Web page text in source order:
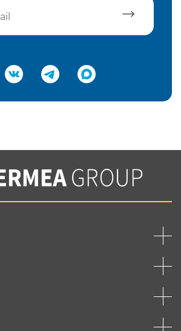
e-mail
с нашей политикой